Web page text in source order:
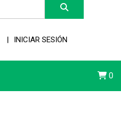
INICIAR SESIÓN
0